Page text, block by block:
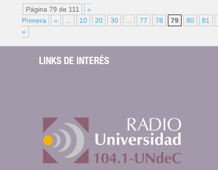
Página 79 de 111
«
Primera
« ... 10 20 30 ... 77 78 79 80 81
»
LINKS DE INTERÉS